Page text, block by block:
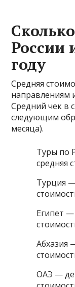
России
году
Средняя
направлениям
Средний чек в
следующим
месяца).
Туры по
средняя
Турция
Египет —
Абхазия
ОАЭ —